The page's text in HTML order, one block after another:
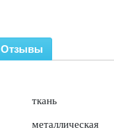
Отзывы
ткань
металлическая